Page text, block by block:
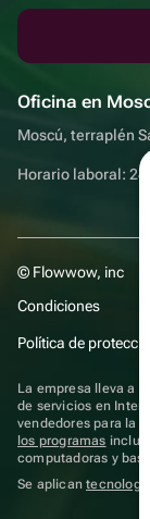
Oficina en
Moscú, terraplén
Horario laboral: 24
© Flowwow, inc
Condiciones
Política de
La empresa lleva a
de servicios en
vendedores para la
los programas
computadoras y
Se aplican